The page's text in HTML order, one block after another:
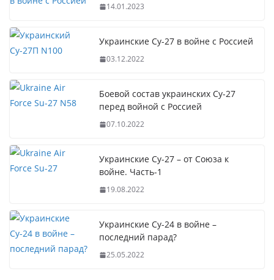
14.01.2023
Украинские Су-27 в войне с Россией
03.12.2022
Боевой состав украинских Су-27
перед войной с Россией
07.10.2022
Украинские Су-27 – от Союза к
войне. Часть-1
19.08.2022
Украинские Су-24 в войне –
последний парад?
25.05.2022